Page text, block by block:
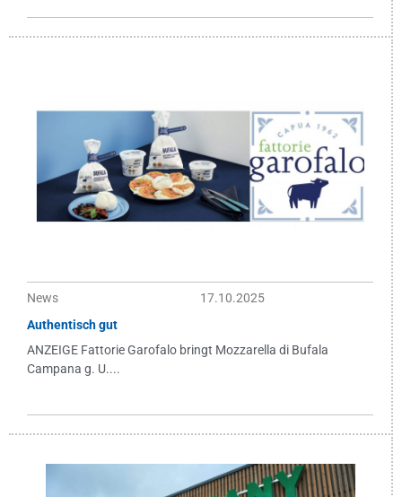
News
17.10.2025
Authentisch gut
ANZEIGE Fattorie Garofalo bringt Mozzarella di Bufala
Campana g. U....